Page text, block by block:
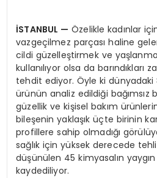
İSTANBUL — Özelikle kadınlar
vazgeçilmez parçası haline
cildi güzelleştirmek ve
kullanılıyor olsa da barındıkları
tehdit ediyor. Öyle ki
ürünün analiz edildiği bağımsız
güzellik ve kişisel bakım
bileşenin yaklaşık üçte birinin
profillere sahip olmadığı
sağlık için yüksek derecede
düşünülen 45 kimyasalın yaygın
kaydediliyor.